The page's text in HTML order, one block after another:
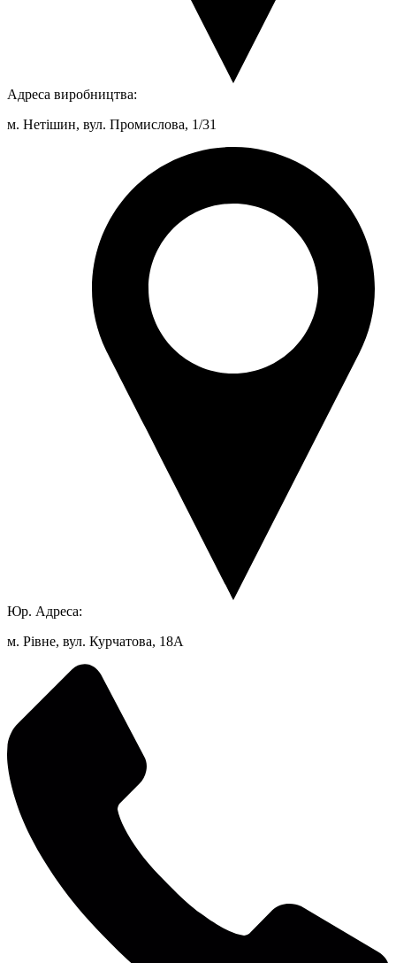
Адреса виробництва:
м. Нетішин, вул. Промислова, 1/31
Юр. Адреса:
м. Рівне, вул. Курчатова, 18А